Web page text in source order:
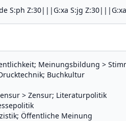
S:ph Z:30|||G:xa S:jg Z:30|||G:xa
Meinungsbildung >
Buchkultur
> Zensur; Literaturpolitik
Öffentliche Meinung